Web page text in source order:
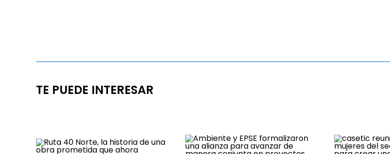
TE PUEDE INTERESAR